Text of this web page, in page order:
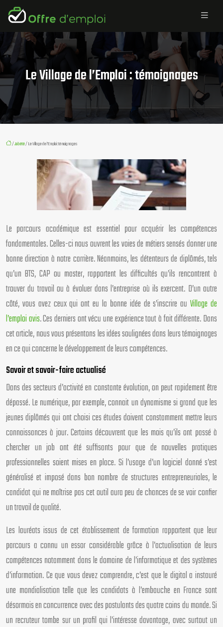
Le Village de l’Emploi : témoignages
/Job été/ Le Village de l’Emploi : témoignages
Le parcours académique est essentiel pour acquérir les compétences
fondamentales. Celles-ci nous ouvrent les voies de métiers sensés donner une
bonne direction à notre carrière. Néanmoins, les détenteurs de diplômés, tels
qu’un BTS, CAP ou master, rapportent les difficultés qu’ils rencontrent à
trouver du travail ou à évoluer dans l’entreprise où ils exercent. D’un autre
côté, vous avez ceux qui ont eu la bonne idée de s’inscrire auVillage de
l’emploi avis. Ces derniers ont vécu une expérience tout à fait différente. Dans
cet article, nous vous présentons les idées soulignées dans leurs témoignages
en ce qui concerne le développement de leurs compétences.
Savoir et savoir-faire actualisé
Dans des secteurs d’activité en constante évolution, on peut rapidement être
dépassé. Le numérique, par exemple, connait un dynamisme si grand que les
jeunes diplômés qui ont choisi ces études doivent constamment mettre leurs
connaissances à jour. Certains découvrent que les mois qu’ils ont passé à
chercher un job ont été suffisants pour que de nouvelles pratiques
professionnelles soient mises en place. Si l’usage d’un logiciel donné s’est
généralisé et imposé dans bon nombre de structures entrepreneuriales, le
candidat qui ne maîtrise pas cet outil aura peu de chances de se voir confier
un travail de qualité.
Les lauréats issus de cet établissement de formation rapportent que leur
parcours a connu un essor considérable grâce à l’actualisation de leurs
compétences notamment dans le domaine de l’informatique et des systèmes
d’information. Ce que vous devez comprendre, c’est que le digital a instauré
une mondialisation telle que les candidats à l’embauche en France sont
désormais en concurrence avec des postulants des quatre coins du monde. Si
un recruteur tombe sur un profil qui l’intéresse davantage, avec surtout un